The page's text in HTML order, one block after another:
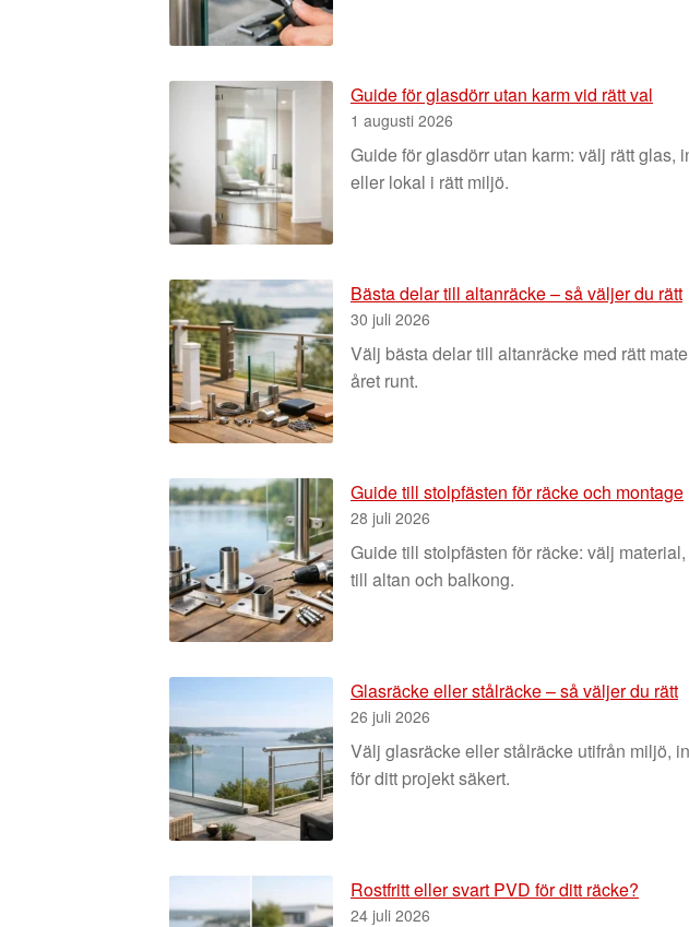
Guide för glasdörr utan karm vid rätt val
1 augusti 2026
Guide för glasdörr utan karm: välj rätt glas,
eller lokal i rätt miljö.
Bästa delar till altanräcke – så väljer du rätt
30 juli 2026
Välj bästa delar till altanräcke med rätt
året runt.
Guide till stolpfästen för räcke och montage
28 juli 2026
Guide till stolpfästen för räcke: välj
till altan och balkong.
Glasräcke eller stålräcke – så väljer du rätt
26 juli 2026
Välj glasräcke eller stålräcke utifrån miljö,
för ditt projekt säkert.
Rostfritt eller svart PVD för ditt räcke?
24 juli 2026